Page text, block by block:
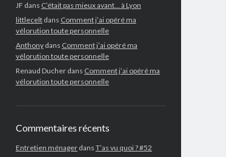
JF dans C’était pas mieux avant… à Lyon
littleceltdans Comment j’ai opéré ma
vélorution toute personnelle
Anthonydans Comment j’ai opéré ma
vélorution toute personnelle
Renaud Ducherdans Comment j’ai opéré ma
vélorution toute personnelle
Commentaires récents
Entretien ménagerdans T’as vu quoi ? #52